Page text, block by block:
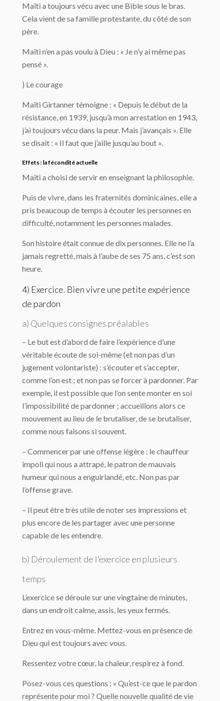
Maïti a toujours vécu avec une Bible sous le bras.
Cela vient de sa famille protestante, du côté de son
père.
Maïti n’en a pas voulu à Dieu : « Je n’y ai même pas
pensé ».
) Le courage
Maïti Girtanner témoigne : « Depuis le début de la
résistance, en 1939, jusqu’à mon arrestation en 1943,
j’ai toujours vécu dans la peur. Mais j’avançais ». Elle
se disait : « Il faut que j’aille jusqu’au bout ».
Effets : la fécondité actuelle
Maïti a choisi de servir en enseignant la philosophie.
Puis de vivre, dans les fraternités dominicaines, elle a
pris beaucoup de temps à écouter les personnes en
difficulté, notamment les personnes malades.
Son histoire était connue de dix personnes. Elle ne l’a
jamais regretté, mais à l’aube de ses 75 ans, c’est son
heure.
4) Exercice. Bien vivre une petite expérience
de pardon
a) Quelques consignes préalables
– Le but est d’abord de faire l’expérience d’une
véritable écoute de soi-même (et non pas d’un
jugement volontariste) : s’écouter et s’accepter,
comme l’on est ; et non pas se forcer à pardonner. Par
exemple, il est possible que l’on sente monter en soi
l’impossibilité de pardonner ; accueillons alors ce
mouvement au lieu de le brutaliser, de se brutaliser,
comme nous faisons si souvent.
– Commencer par une offense légère : le chauffeur
impoli qui nous a attrapé, le patron de mauvais
humeur qui nous a enguirlandé, etc. Non pas par
l’offense grave.
– Il peut être très utile de noter ses impressions et
plus encore de les partager avec une personne
capable de les entendre.
b) Déroulement de l’exercice en plusieurs
temps
L’exercice se déroule sur une vingtaine de minutes,
dans un endroit calme, assis, les yeux fermés.
Entrez en vous-même. Mettez-vous en présence de
Dieu qui est toujours avec vous.
Ressentez votre cœur, la chaleur, respirez à fond.
Posez-vous ces questions : « Qu’est-ce que le pardon
représente pour moi ? Quelle nouvelle qualité de vie